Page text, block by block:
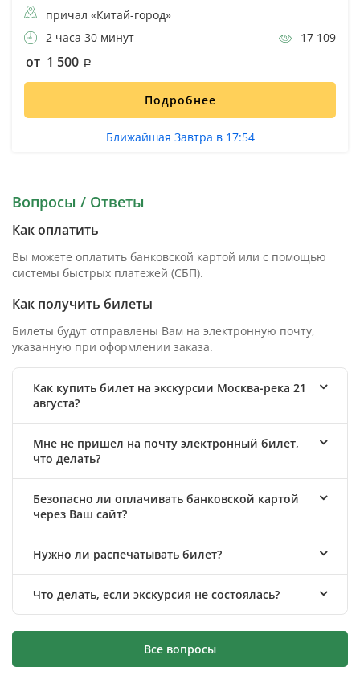
причал «Китай-город»
2 часа 30 минут
17 109
от 1 500
Подробнее
Ближайшая Завтра в 17:54
Вопросы / Ответы
Как оплатить
Вы можете оплатить банковской картой или с помощью
системы быстрых платежей (СБП).
Как получить билеты
Билеты будут отправлены Вам на электронную почту,
указанную при оформлении заказа.
Как купить билет на экскурсии Москва-река 21
августа?
Мне не пришел на почту электронный билет,
что делать?
Безопасно ли оплачивать банковской картой
через Ваш сайт?
Нужно ли распечатывать билет?
Что делать, если экскурсия не состоялась?
Все вопросы